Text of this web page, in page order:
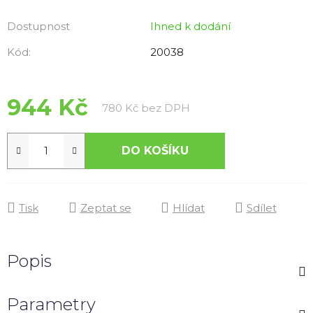
Dostupnost
Ihned k dodání
Kód:
20038
944 Kč 780 Kč bez DPH
DO KOŠÍKU
Tisk Zeptat se Hlídat Sdílet
Popis
Parametry